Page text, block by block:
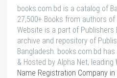
books.com.bd is a catalog of
27,500+ Books from authors
Website is a part of Publishers
archive and repository of
Bangladesh. books.com.bd
& Hosted by Alpha Net, leading
Name Registration Company in